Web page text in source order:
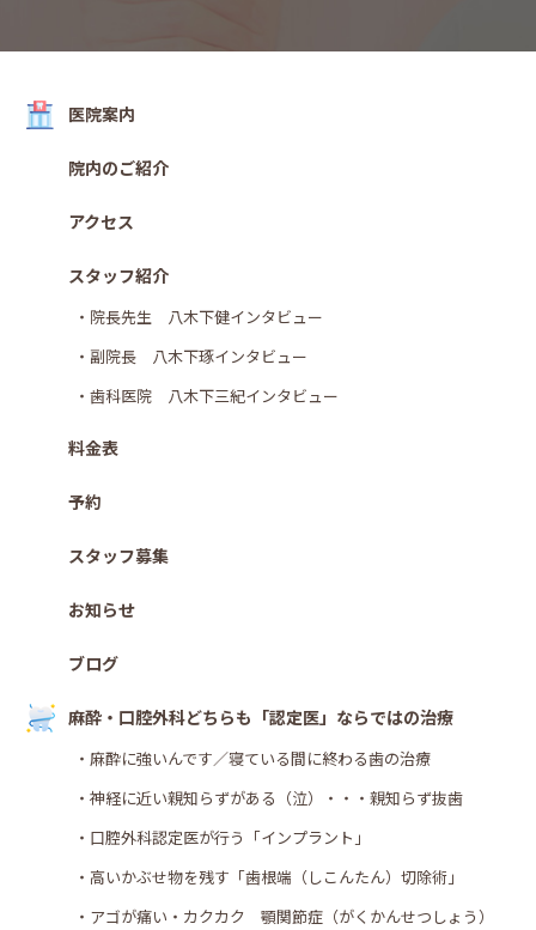
医院案内
院内のご紹介
アクセス
スタッフ紹介
・院長先生 八木下健インタビュー
・副院長 八木下琢インタビュー
・歯科医院 八木下三紀インタビュー
料金表
予約
スタッフ募集
お知らせ
ブログ
麻酔・口腔外科どちらも「認定医」ならではの治療
・麻酔に強いんです／寝ている間に終わる歯の治療
・神経に近い親知らずがある（泣）・・・親知らず抜歯
・口腔外科認定医が行う「インプラント」
・高いかぶせ物を残す「歯根端（しこんたん）切除術」
・アゴが痛い・カクカク 顎関節症（がくかんせつしょう）